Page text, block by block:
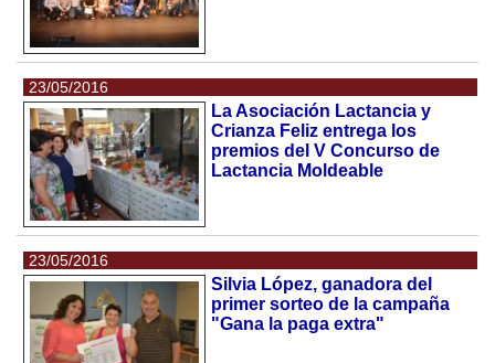
23/05/2016
La Asociación Lactancia y
Crianza Feliz entrega los
premios del V Concurso de
Lactancia Moldeable
23/05/2016
Silvia López, ganadora del
primer sorteo de la campaña
"Gana la paga extra"